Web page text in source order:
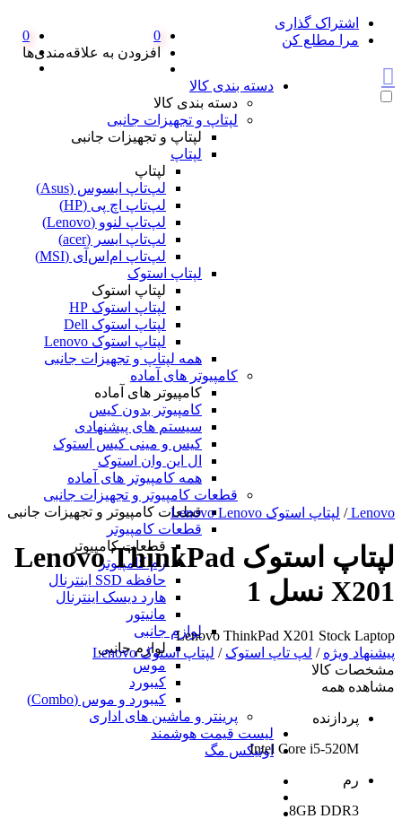
اشتراک گذاری
مرا مطلع کن
0
افزودن به علاقه‌مندی‌ها
0
دسته بندی کالا
دسته بندی کالا
لپتاپ و تجهیزات جانبی
لپتاپ و تجهیزات جانبی
لپتاپ
لپتاپ
لپ‌تاپ ایسوس (Asus)
لپ‌تاپ اچ پی (HP)
لپ‌تاپ لنوو (Lenovo)
لپ‌تاپ ایسر (acer)
لپ‌تاپ ام‌اس‌آی (MSI)
لپتاپ استوک
لپتاپ استوک
لپتاپ استوک HP
لپتاپ استوک Dell
لپتاپ استوک Lenovo
همه لپتاپ و تجهیزات جانبی
کامپیوتر های آماده
کامپیوتر های آماده
کامپیوتر بدون کیس
سیستم های پیشنهادی
کیس و مینی کیس استوک
ال این وان استوک
همه کامپیوتر های آماده
قطعات کامپیوتر و تجهیزات جانبی
قطعات کامپیوتر و تجهیزات جانبی
قطعات کامپیوتر
قطعات کامپیوتر
رم کامپیوتر
حافظه SSD اینترنال
هارد دیسک اینترنال
مانیتور
لوازم جانبی
لوازم جانبی
موس
کیبورد
کیبورد و موس (Combo)
پرینتر و ماشین های اداری
لیست قیمت هوشمند
اونیکس مگ
Lenovo
/ لپتاپ استوک Lenovo Lenovo
لپتاپ استوک Lenovo ThinkPad
X201 نسل 1
Lenovo ThinkPad X201 Stock Laptop
پیشنهاد ویژه / لپ تاپ استوک / لپتاپ استوک Lenovo
مشخصات کالا
مشاهده همه
پردازنده
Intel Core i5-520M
رم
8GB DDR3